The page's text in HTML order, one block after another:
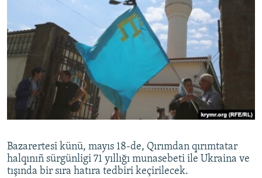
Bazarertesi künü, mayıs 18-de, Qırımdan qırımtatar
halqınıñ sürgünligi 71 yıllığı munasebeti ile Ukraina ve
tışında bir sıra hatıra tedbiri keçirilecek.